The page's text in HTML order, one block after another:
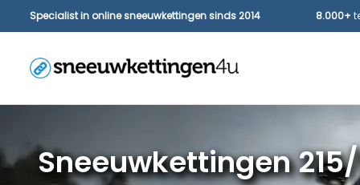
Specialist in online sneeuwkettingen sinds 2014 8.000+
Sneeuwkettingen 215/